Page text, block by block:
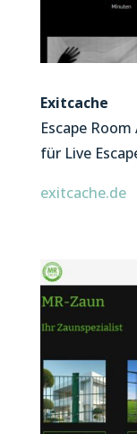
Exitcache
Escape
für Live
exitcache.de